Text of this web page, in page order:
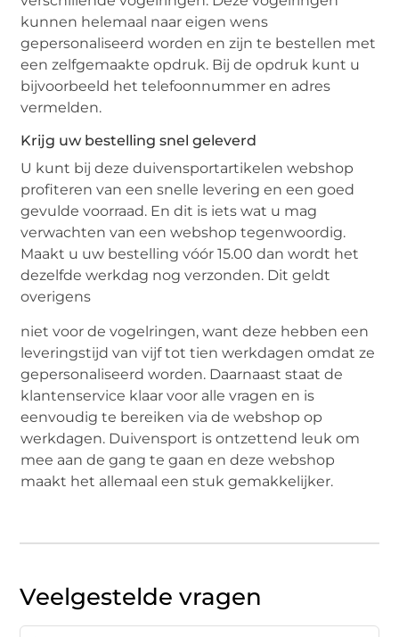
kunnen helemaal naar eigen wens
gepersonaliseerd worden en zijn te bestellen met
een zelfgemaakte opdruk. Bij de opdruk kunt u
bijvoorbeeld het telefoonnummer en adres
vermelden.
Krijg uw bestelling snel geleverd
U kunt bij deze duivensportartikelen webshop
profiteren van een snelle levering en een goed
gevulde voorraad. En dit is iets wat u mag
verwachten van een webshop tegenwoordig.
Maakt u uw bestelling vóór 15.00 dan wordt het
dezelfde werkdag nog verzonden. Dit geldt
overigens
niet voor de vogelringen, want deze hebben een
leveringstijd van vijf tot tien werkdagen omdat ze
gepersonaliseerd worden. Daarnaast staat de
klantenservice klaar voor alle vragen en is
eenvoudig te bereiken via de webshop op
werkdagen. Duivensport is ontzettend leuk om
mee aan de gang te gaan en deze webshop
maakt het allemaal een stuk gemakkelijker.
Veelgestelde vragen